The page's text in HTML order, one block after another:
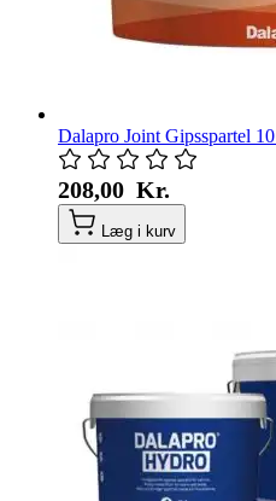
Dalapro Joint Gipsspartel
208,00 Kr.
Læg i kurv